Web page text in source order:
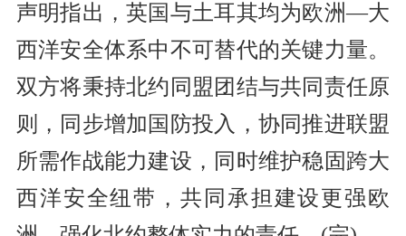
声明指出，英国与土耳其均为欧洲—大
西洋安全体系中不可替代的关键力量。
双方将秉持北约同盟团结与共同责任原
则，同步增加国防投入，协同推进联盟
所需作战能力建设，同时维护稳固跨大
西洋安全纽带，共同承担建设更强欧